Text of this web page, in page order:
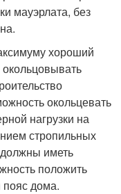
мауэрлата, без
хороший
окольцевать
нагрузки на
стропильных
иметь
положить
дома.